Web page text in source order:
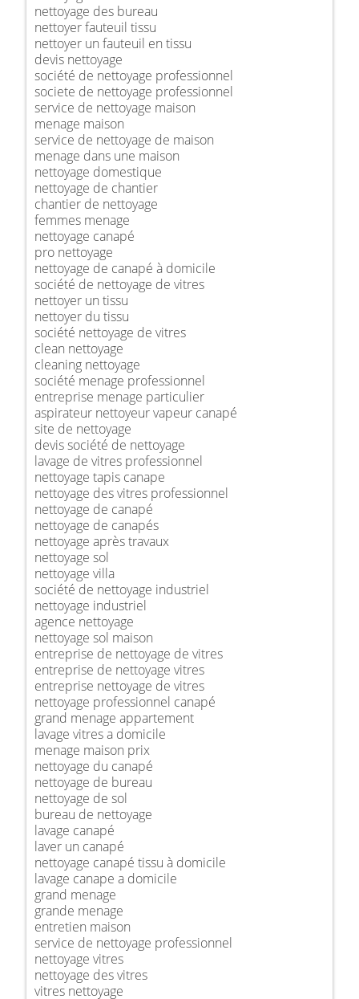
nettoyage des bureau
nettoyer fauteuil tissu
nettoyer un fauteuil en tissu
devis nettoyage
société de nettoyage professionnel
societe de nettoyage professionnel
service de nettoyage maison
menage maison
service de nettoyage de maison
menage dans une maison
nettoyage domestique
nettoyage de chantier
chantier de nettoyage
femmes menage
nettoyage canapé
pro nettoyage
nettoyage de canapé à domicile
société de nettoyage de vitres
nettoyer un tissu
nettoyer du tissu
société nettoyage de vitres
clean nettoyage
cleaning nettoyage
société menage professionnel
entreprise menage particulier
aspirateur nettoyeur vapeur canapé
site de nettoyage
devis société de nettoyage
lavage de vitres professionnel
nettoyage tapis canape
nettoyage des vitres professionnel
nettoyage de canapé
nettoyage de canapés
nettoyage après travaux
nettoyage sol
nettoyage villa
société de nettoyage industriel
nettoyage industriel
agence nettoyage
nettoyage sol maison
entreprise de nettoyage de vitres
entreprise de nettoyage vitres
entreprise nettoyage de vitres
nettoyage professionnel canapé
grand menage appartement
lavage vitres a domicile
menage maison prix
nettoyage du canapé
nettoyage de bureau
nettoyage de sol
bureau de nettoyage
lavage canapé
laver un canapé
nettoyage canapé tissu à domicile
lavage canape a domicile
grand menage
grande menage
entretien maison
service de nettoyage professionnel
nettoyage vitres
nettoyage des vitres
vitres nettoyage